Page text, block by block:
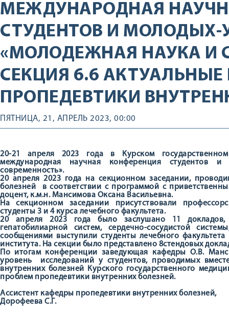
МЕЖДУНАРОДНАЯ
СТУДЕНТОВ И МОЛОДЫХ-
«МОЛОДЕЖНАЯ НАУКА И
СЕКЦИЯ 6.6
ПРОПЕДЕВТИКИ
ПЯТНИЦА, 21, АПРЕЛЬ 2023, 00:00
20-21 апреля 2023 года в Курском
международная научная конференция студентов
современность».
20 апреля 2023 года на секционном заседании,
болезней в соответствии с программой с
доцент, к.м.н. Мансимова Оксана Васильевна.
На секционном заседании присутствовали
студенты 3 и 4 курса лечебного факультета.
20 апреля 2023 года было заслушано 11 докладов,
гепатобилиарной систем, сердечно-сосудистой
сообщениями выступили студенты лечебного
института. На секции было представлено 8стендовых
По итогам конференции заведующая кафедры О.В.
уровень исследований у студентов, проводимых
внутренних болезней Курского государственного
проблем пропедевтики внутренних болезней.
Ассистент кафедры пропедевтики внутренних болезней,
Дорофеева С.Г.